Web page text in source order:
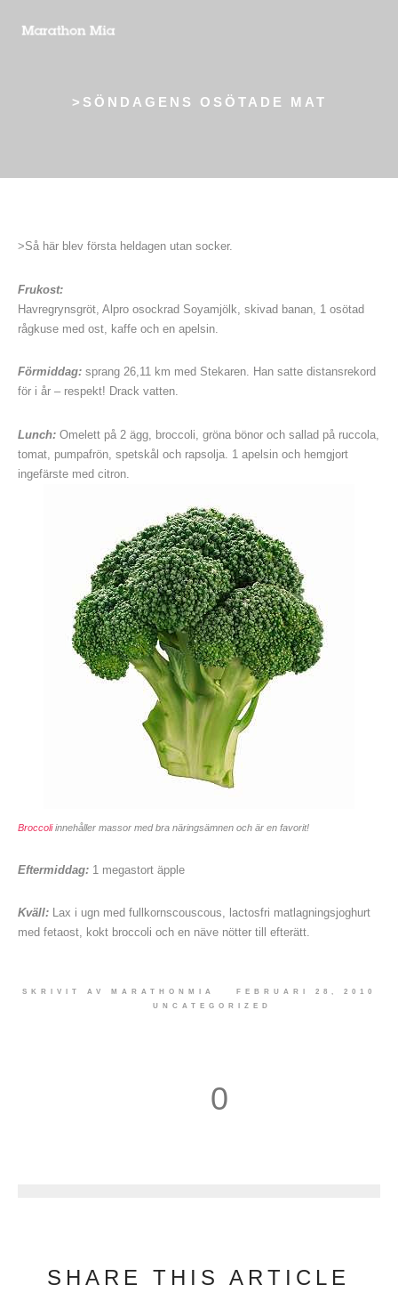
>SÖNDAGENS OSÖTADE MAT
>Så här blev första heldagen utan socker.
Frukost:
Havregrynsgröt, Alpro osockrad Soyamjölk, skivad banan, 1 osötad
rågkuse med ost, kaffe och en apelsin.
Förmiddag:sprang 26,11 km med Stekaren. Han satte distansrekord
för i år – respekt! Drack vatten.
Lunch: Omelett på 2 ägg, broccoli, gröna bönor och sallad på ruccola,
tomat, pumpafrön, spetskål och rapsolja. 1 apelsin och hemgjort
ingefärste med citron.
Broccoliinnehåller massor med bra näringsämnen och är en favorit!
Eftermiddag:1 megastort äpple
Kväll:Lax i ugn med fullkornscouscous, lactosfri matlagningsjoghurt
med fetaost, kokt broccoli och en näve nötter till efterätt.
SKRIVIT AV MARATHONMIA
FEBRUARI 28, 2010
UNCATEGORIZED
0
SHARE THIS ARTICLE